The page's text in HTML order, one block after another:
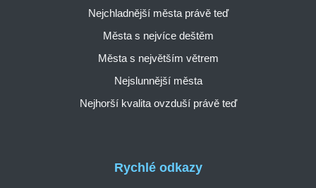
Rychlé odkazy
Nejchladnější města právě teď
Města s nejvíce deštěm
Města s největším větrem
Nejslunnější města
Nejhorší kvalita ovzduší právě teď